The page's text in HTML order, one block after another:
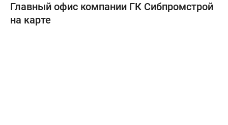
Главный офис компании ГК Сибпромстрой
на карте